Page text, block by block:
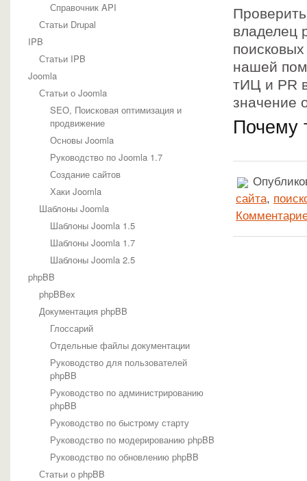
Справочник API
Статьи Drupal
IPB
Статьи IPB
Joomla
Статьи о Joomla
SEO, Поисковая оптимизация и
продвижение
Основы Joomla
Руководство по Joomla 1.7
Создание сайтов
Хаки Joomla
Шаблоны Joomla
Шаблоны Joomla 1.5
Шаблоны Joomla 1.7
Шаблоны Joomla 2.5
phpBB
phpBBex
Документация phpBB
Глоссарий
Отдельные файлы документации
Руководство для пользователей
phpBB
Руководство по администрированию
phpBB
Руководство по быстрому старту
Руководство по модерированию phpBB
Руководство по обновлению phpBB
Статьи о phpBB
владелец
нашей
тИЦ и PR
значение
Почему
сайта,